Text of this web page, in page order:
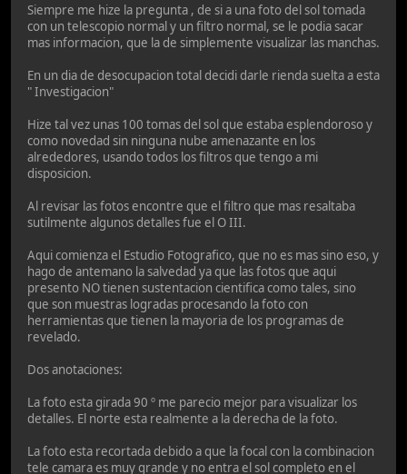
Siempre me hize la pregunta , de si a una foto del sol tomada
con un telescopio normal y un filtro normal, se le podia sacar
mas informacion, que la de simplemente visualizar las manchas.
En un dia de desocupacion total decidi darle rienda suelta a esta
" Investigacion"
Hize tal vez unas 100 tomas del sol que estaba esplendoroso y
como novedad sin ninguna nube amenazante en los
alrededores, usando todos los filtros que tengo a mi
disposicion.
Al revisar las fotos encontre que el filtro que mas resaltaba
sutilmente algunos detalles fue el O III.
Aqui comienza el Estudio Fotografico, que no es mas sino eso, y
hago de antemano la salvedad ya que las fotos que aqui
presento NO tienen sustentacion cientifica como tales, sino
que son muestras logradas procesando la foto con
herramientas que tienen la mayoria de los programas de
revelado.
Dos anotaciones:
La foto esta girada 90 º me parecio mejor para visualizar los
detalles. El norte esta realmente a la derecha de la foto.
La foto esta recortada debido a que la focal con la combinacion
tele camara es muy grande y no entra el sol completo en el